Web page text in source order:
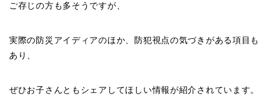
ご存じの方も多そうですが、
実際の防災アイディアのほか、防犯視点の気づきがある項目も
あり、
ぜひお子さんともシェアしてほしい情報が紹介されています。